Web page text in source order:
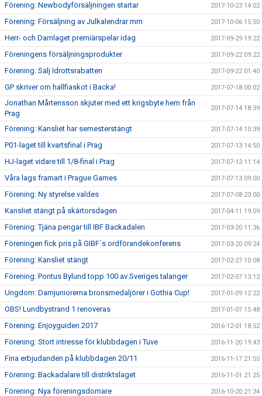
Förening: Newbodyförsäljningen startar 2017-10-23 14:02
Förening: Försäljning av Julkalendrar mm 2017-10-06 15:50
Herr- och Damlaget premiärspelar idag 2017-09-29 19:22
Föreningens försäljningsprodukter 2017-09-22 09:22
Förening: Sälj Idrottsrabatten 2017-09-22 01:40
GP skriver om hallfiaskot i Backa! 2017-07-18 00:02
Jonathan Mårtensson skjuter med ett krigsbyte hem från
Prag
2017-07-14 18:39
Förening: Kansliet har semesterstängt 2017-07-14 10:39
P01-laget till kvartsfinal i Prag 2017-07-13 14:50
HJ-laget vidare till 1/8-final i Prag 2017-07-13 11:14
Våra lags framart i Prague Games 2017-07-13 09:00
Förening: Ny styrelse valdes 2017-07-08 23:00
Kansliet stängt på skärtorsdagen 2017-04-11 19:09
Förening: Tjäna pengar till IBF Backadalen 2017-03-20 11:36
Föreningen fick pris på GIBF´s ordförandekonferens 2017-03-20 09:24
Förening: Kansliet stängt 2017-02-27 10:08
Förening: Pontus Bylund topp 100 av Sveriges talanger 2017-02-07 13:12
Ungdom: Damjuniorerna bronsmedaljörer i Gothia Cup! 2017-01-09 12:22
OBS! Lundbystrand 1 renoveras 2017-01-07 15:48
Förening: Enjoyguiden 2017 2016-12-01 18:52
Förening: Stort intresse för klubbdagen i Tuve 2016-11-20 19:43
Fina erbjudanden på klubbdagen 20/11 2016-11-17 21:55
Förening: Backadalare till distriktslaget 2016-11-01 21:25
Förening: Nya föreningsdomare 2016-10-20 21:34